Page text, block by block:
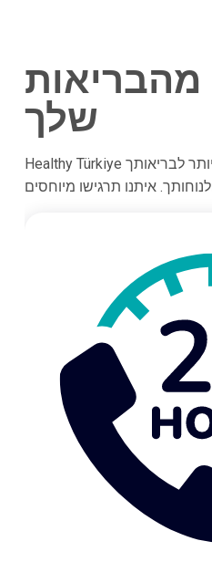
מהבריאות
שלך
Healthy Türkiye מספקת את הטוב ביותר לבריאותך